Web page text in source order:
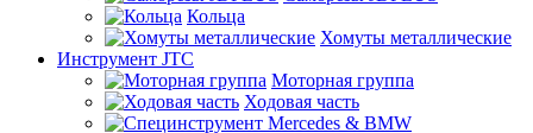
Кольца
Хомуты металлические
Инструмент JTC
Моторная группа
Ходовая часть